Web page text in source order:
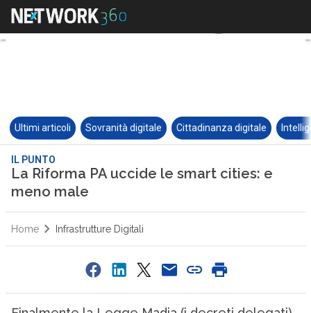
Ultimi articoli Sovranità digitale Cittadinanza digitale
IL PUNTO
La Riforma PA uccide le smart cities: e
meno male
Home Infrastrutture Digitali